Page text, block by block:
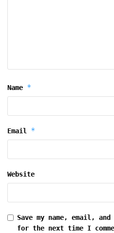
Name *
Email *
Website
Save my name, email,
for the next time I